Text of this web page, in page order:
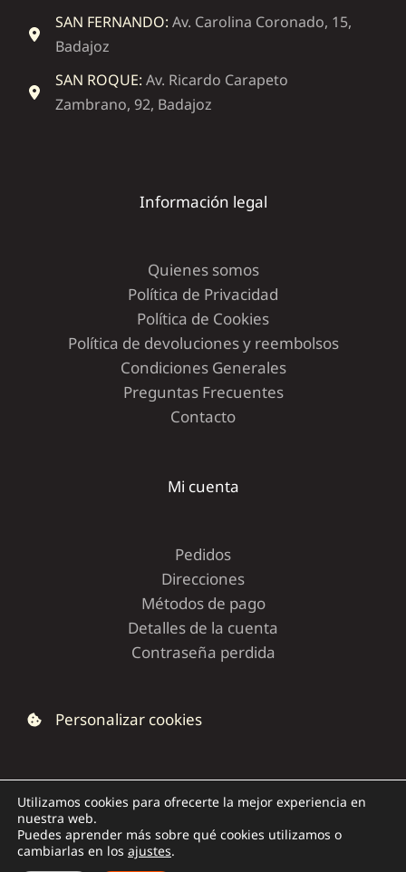
SAN FERNANDO: Av. Carolina Coronado, 15,
Badajoz
SAN ROQUE: Av. Ricardo Carapeto
Zambrano, 92, Badajoz
Información legal
Quienes somos
Política de Privacidad
Política de Cookies
Política de devoluciones y reembolsos
Condiciones Generales
Preguntas Frecuentes
Contacto
Mi cuenta
Pedidos
Direcciones
Métodos de pago
Detalles de la cuenta
Contraseña perdida
Personalizar cookies
Copyright © 2026 | Dolce Capriccio
Utilizamos cookies para ofrecerte la mejor experiencia en
nuestra web.
Puedes aprender más sobre qué cookies utilizamos o
cambiarlas en los ajustes.